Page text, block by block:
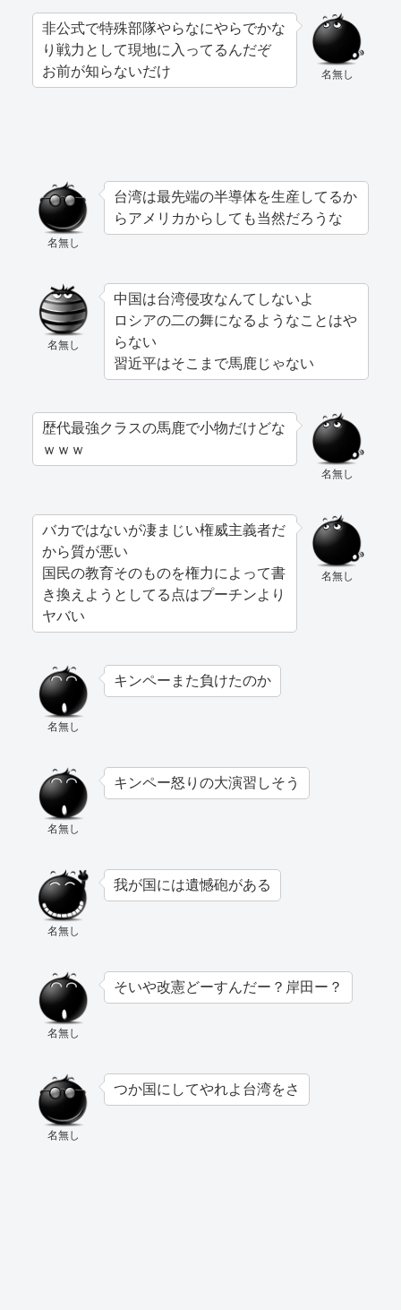
名無し
非公式で特殊部隊やらなにやらでかな
り戦力として現地に入ってるんだぞ
お前が知らないだけ
名無し
台湾は最先端の半導体を生産してるか
らアメリカからしても当然だろうな
名無し
中国は台湾侵攻なんてしないよ
ロシアの二の舞になるようなことはや
らない
習近平はそこまで馬鹿じゃない
名無し
歴代最強クラスの馬鹿で小物だけどな
ｗｗｗ
名無し
バカではないが凄まじい権威主義者だ
から質が悪い
国民の教育そのものを権力によって書
き換えようとしてる点はプーチンより
ヤバい
名無し
キンペーまた負けたのか
名無し
キンペー怒りの大演習しそう
名無し
我が国には遺憾砲がある
名無し
そいや改憲どーすんだー？岸田ー？
名無し
つか国にしてやれよ台湾をさ